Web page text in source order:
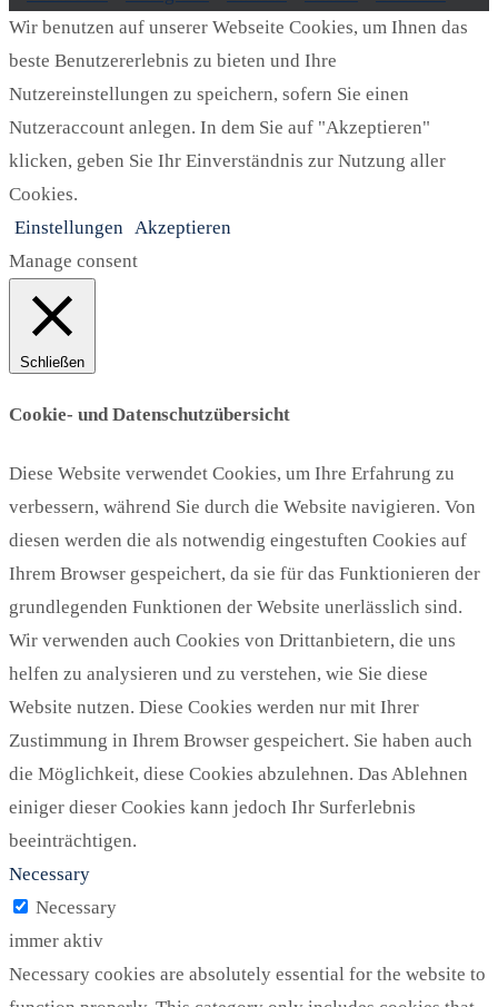
Wir benutzen auf unserer Webseite Cookies, um Ihnen das
beste Benutzererlebnis zu bieten und Ihre
Nutzereinstellungen zu speichern, sofern Sie einen
Nutzeraccount anlegen. In dem Sie auf "Akzeptieren"
klicken, geben Sie Ihr Einverständnis zur Nutzung aller
Cookies.
Einstellungen
Akzeptieren
Manage consent
Schließen
Cookie- und Datenschutzübersicht
Diese Website verwendet Cookies, um Ihre Erfahrung zu
verbessern, während Sie durch die Website navigieren. Von
diesen werden die als notwendig eingestuften Cookies auf
Ihrem Browser gespeichert, da sie für das Funktionieren der
grundlegenden Funktionen der Website unerlässlich sind.
Wir verwenden auch Cookies von Drittanbietern, die uns
helfen zu analysieren und zu verstehen, wie Sie diese
Website nutzen. Diese Cookies werden nur mit Ihrer
Zustimmung in Ihrem Browser gespeichert. Sie haben auch
die Möglichkeit, diese Cookies abzulehnen. Das Ablehnen
einiger dieser Cookies kann jedoch Ihr Surferlebnis
beeinträchtigen.
Necessary
Necessary
immer aktiv
Necessary cookies are absolutely essential for the website to